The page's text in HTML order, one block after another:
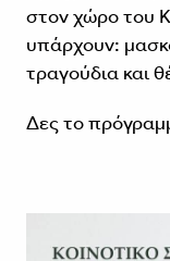
στον χώρο του
υπάρχουν:
τραγούδια και
Δες το